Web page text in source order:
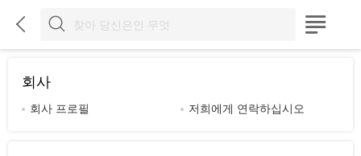
  
회사
회사 프로필 저희에게 연락하십시오